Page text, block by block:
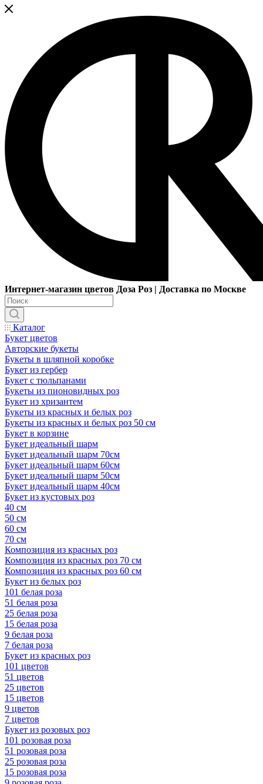
Интернет-магазин цветов Доза Роз | Доставка по Москве
Каталог
Букет цветов
Авторские букеты
Букеты в шляпной коробке
Букет из гербер
Букет с тюльпанами
Букеты из пионовидных роз
Букет из хризантем
Букеты из красных и белых роз
Букеты из красных и белых роз 50 см
Букет в корзине
Букет идеальный шарм
Букет идеальный шарм 70см
Букет идеальный шарм 60см
Букет идеальный шарм 50см
Букет идеальный шарм 40см
Букет из кустовых роз
40 см
50 см
60 см
70 см
Композиция из красных роз
Композиция из красных роз 70 см
Композиция из красных роз 60 см
Букет из белых роз
101 белая роза
51 белая роза
25 белая роза
15 белая роза
9 белая роза
7 белая роза
Букет из красных роз
101 цветов
51 цветов
25 цветов
15 цветов
9 цветов
7 цветов
Букет из розовых роз
101 розовая роза
51 розовая роза
25 розовая роза
15 розовая роза